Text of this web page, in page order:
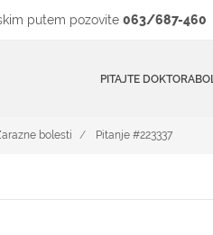
putem pozovite 063/687-460
PITAJTE DOKTORA
bolesti Pitanje #223337